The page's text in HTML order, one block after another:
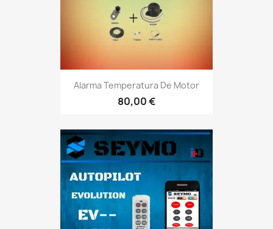
Alarma Temperatura De Motor
80,00 €